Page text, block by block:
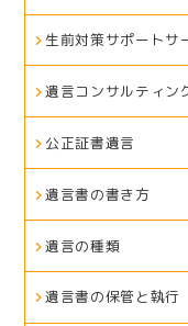
生前対策サポートサ
遺言コンサルティン
公正証書遺言
遺言書の書き方
遺言の種類
遺言書の保管と執行